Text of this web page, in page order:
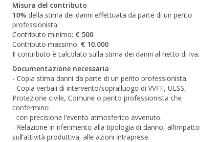
Misura del contributo
10% della stima dei danni effettuata da parte di un perito
professionista.
Contributo minimo: € 500
Contributo massimo: € 10.000
Il contributo è calcolato sulla stima dei danni al netto di Iva.
Documentazione necessaria
- Copia stima danni da parte di un perito professionista.
- Copia verbali di intervento/sopralluogo di VVFF, ULSS,
Protezione civile, Comune o perito professionista che
confermino
con precisione l’evento atmosferico avvenuto.
- Relazione in riferimento alla tipologia di danno, all’impatto
sull’attività produttiva, alle azioni intraprese.